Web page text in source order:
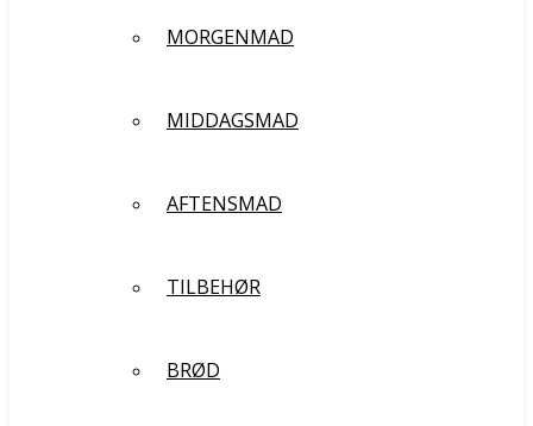
MORGENMAD
MIDDAGSMAD
AFTENSMAD
TILBEHØR
BRØD